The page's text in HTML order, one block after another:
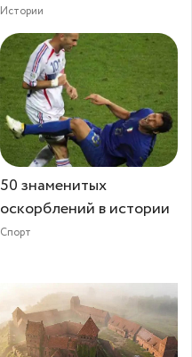
Истории
50 знаменитых
оскорблений в истории
Спорт